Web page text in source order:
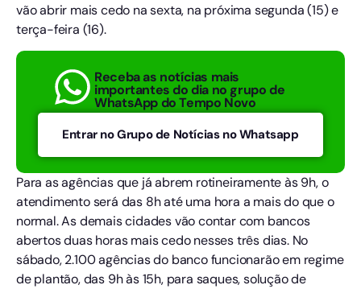
vão abrir mais cedo na sexta, na próxima segunda (15) e
terça-feira (16).
Receba as notícias mais
importantes do dia no grupo de
WhatsApp do Tempo Novo
Entrar no Grupo de Notícias no Whatsapp
Para as agências que já abrem rotineiramente às 9h, o
atendimento será das 8h até uma hora a mais do que o
normal. As demais cidades vão contar com bancos
abertos duas horas mais cedo nesses três dias. No
sábado, 2.100 agências do banco funcionarão em regime
de plantão, das 9h às 15h, para saques, solução de